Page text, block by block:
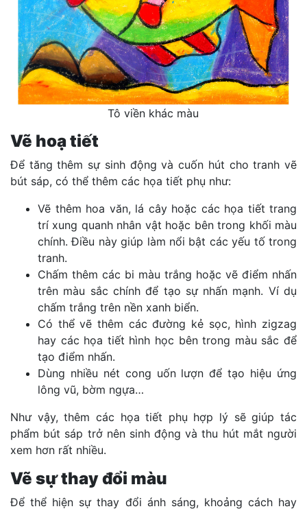
Tô viền khác màu
Vẽ hoạ tiết
Để tăng thêm sự sinh động và cuốn hút cho tranh vẽ
bút sáp, có thể thêm các họa tiết phụ như:
Vẽ thêm hoa văn, lá cây hoặc các họa tiết trang
trí xung quanh nhân vật hoặc bên trong khối màu
chính. Điều này giúp làm nổi bật các yếu tố trong
tranh.
Chấm thêm các bi màu trắng hoặc vẽ điểm nhấn
trên màu sắc chính để tạo sự nhấn mạnh. Ví dụ
chấm trắng trên nền xanh biển.
Có thể vẽ thêm các đường kẻ sọc, hình zigzag
hay các họa tiết hình học bên trong màu sắc để
tạo điểm nhấn.
Dùng nhiều nét cong uốn lượn để tạo hiệu ứng
lông vũ, bờm ngựa…
Như vậy, thêm các họa tiết phụ hợp lý sẽ giúp tác
phẩm bút sáp trở nên sinh động và thu hút mắt người
xem hơn rất nhiều.
Vẽ sự thay đổi màu
Để thể hiện sự thay đổi ánh sáng, khoảng cách hay